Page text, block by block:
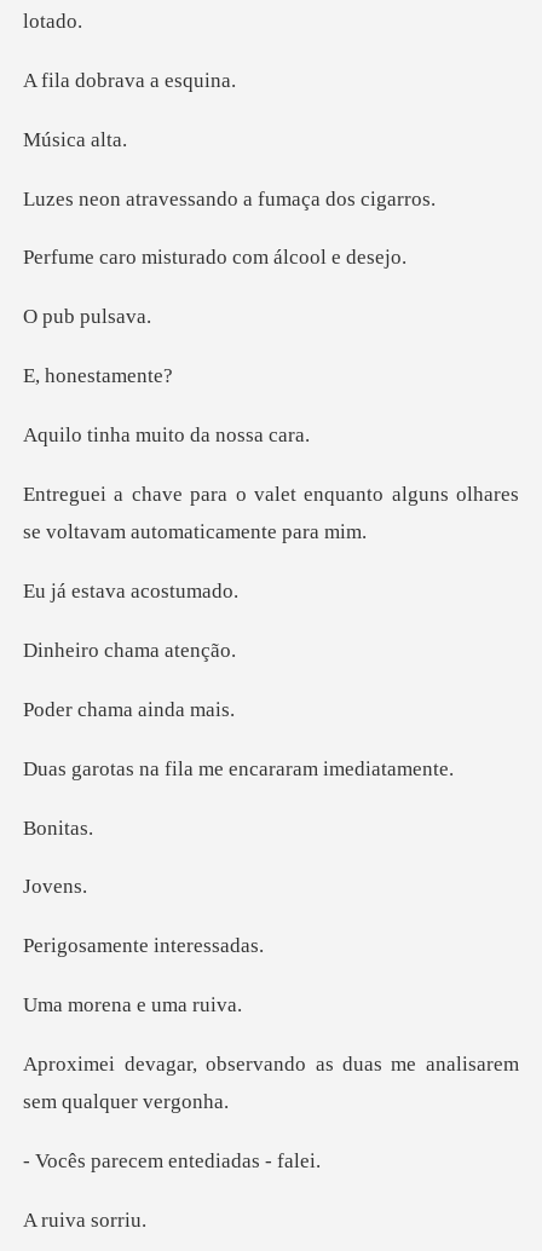
obrava a
ca a
vessando a fuma
isturado com á
b pu
nesta
a muito da
enquanto alguns olhares
se vo
tava aco
o chama
hama ai
fila me encarara
ni
ve
ente inte
ena e u
vando as duas me analisa
ecem entedi
va so